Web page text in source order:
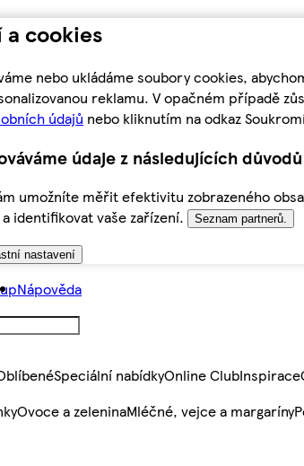
a cookies
nebo ukládáme soubory cookies,
reklamu. V opačném případě
údajů nebo kliknutím na odkaz
údaje z následujících důvodů
umožníte měřit efektivitu zobrazeného
identifikovat vaše zařízení.
Seznam partnerů.
nastavení
Nápověda
Speciální nabídkyOnline ClubInspirace
Ovoce a zeleninaMléčné, vejce a margaríny